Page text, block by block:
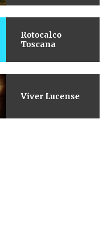
Rotocalco
Toscana
Viver Lucense